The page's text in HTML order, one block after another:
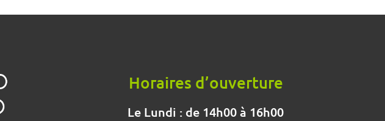
Horaires d’ouverture
Le Lundi : de 14h00 à 16h00